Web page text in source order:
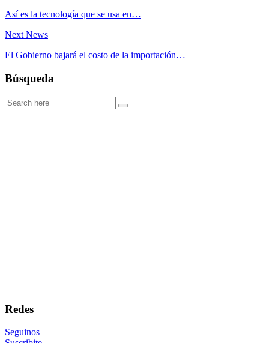
Así es la tecnología que se usa en…
Next News
El Gobierno bajará el costo de la importación…
Búsqueda
Redes
Seguinos